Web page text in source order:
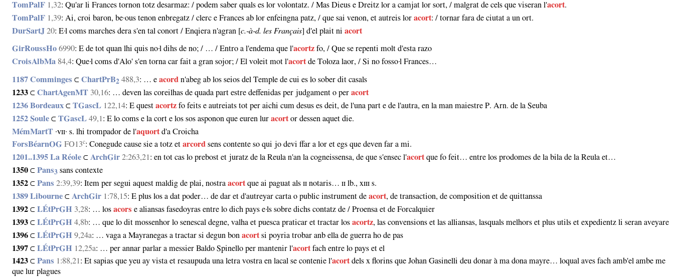
TomPalF 1,32: Qu'ar li Frances tornon totz desarmaz: / podem saber quals es lor volontatz. / Mas Dieus e Dreitz lor a camjat lor sort, / malgrat de cels que viseran l'acort.
TomPalF 1,39: Ai, croi baron, be·ous tenon enbregatz / clerc e Frances ab lor enfeingna patz, / que sai venon, et autreis loracort: / tornar fara de ciutat a un ort.
DurSartJ 20: E·l coms marches dera s'en tal conort / Enqiera n'agran [c.‑à‑d. les Français] d'el plait niacort
GirRoussHo 6990: E de tot quan lhi quis no·l dihs de no; / … / Entro a l'endema que l'acortz fo, / Que se repenti molt d'esta razo
CroisAlbMa 84,4: Que·l coms d'Alo' s'en torna car fait a gran sojor; / El voleit mot l'acortde Toloza laor, / Si no fosso·l Frances…
1187 Comminges ⊂ChartPrB2 488,3: … eacord n'abeg ab los seios del Temple de cui es lo sober dit casals
1233 ⊂ChartAgenMT 30,16: … deven las coreilhas de quada part estre deffenidas per judgament o peracort
1236 Bordeaux ⊂TGascL 122,14: E questacortz fo feits e autreiats tot per aichi cum desus es deit, de l'una part e de l'autra, en la man maiestre P. Arn. de la Seuba
1252 Soule ⊂TGascL 49,1 : E lo coms e la cort e los sos asponon que euren luracortor dessen aquet die.
MémMartT ·ᴠɪɪ· s. lhi trompador de l'aquortd'a Croicha
ForsBéarnOG FO13c: Conegude cause sie a totz etarcord sens contente so qui jo devi ffar a lor et egs que deven far a mi.
1201‥1395 La Réole ⊂ArchGir 2:263,21: en tot cas lo prebost et juratz de la Reula n'an la cogneissensa, de que s'ensec l'acortque fo feit… entre los prodomes de la bila de la Reula et…
1350 ⊂Pans3 sans contexte
1352 ⊂Pans 2:39,39: Item per segui aquest maldig de plai, nostraacortque ai paguat als ɪɪ notaris… ɪɪ lb., xɪɪɪ s.
1389 Libourne ⊂ ArchGir 1:78,15: E plus los a dat poder… de dar et d'autreyar carta o public instrument deacort, de transaction, de composition et de quittanssa
1392 ⊂LÉtPrGH 3,28: … losacors e aliansas fasedoyras entre lo dich pays e·ls sobre dichs contatz de / Proensa et de Forcalquier
1393 ⊂LÉtPrGH 4,8b: … que lo dit mossenhor lo senescal degne, valha et puesca praticar et tractar losacortz, las convensions et las alliansas, lasquals melhors et plus utils et expedientz li seran aveyare
1396 ⊂LÉtPrGH 9,24a: … vaga a Mayranegas a tractar si degun bonacortsi poyria trobar anb ella de guerra ho de pas
1397 ⊂LÉtPrGH 12,25a: … per annar parlar a messier Baldo Spinello per mantenir l'acortfach entre lo pays et el
1423 ⊂Pans 1:88,21: Et sapias que yeu ay vista et resaupuda una letra vostra en lacal se contenie l'acortdels x florins que Johan Gasinelli deu donar à ma dona mayre… loqual aves fach amb'el ambe me
que lur plagues